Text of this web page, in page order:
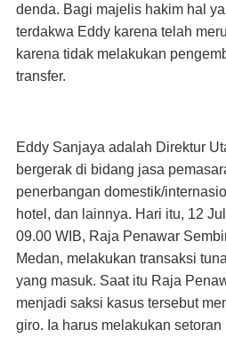
denda. Bagi majelis hakim hal
terdakwa Eddy karena telah
karena tidak melakukan
transfer.
Eddy Sanjaya adalah Direktur
bergerak di bidang jasa
penerbangan domestik/
hotel, dan lainnya. Hari itu, 12
09.00 WIB, Raja Penawar
Medan, melakukan transaksi
yang masuk. Saat itu Raja
menjadi saksi kasus tersebut
giro. Ia harus melakukan